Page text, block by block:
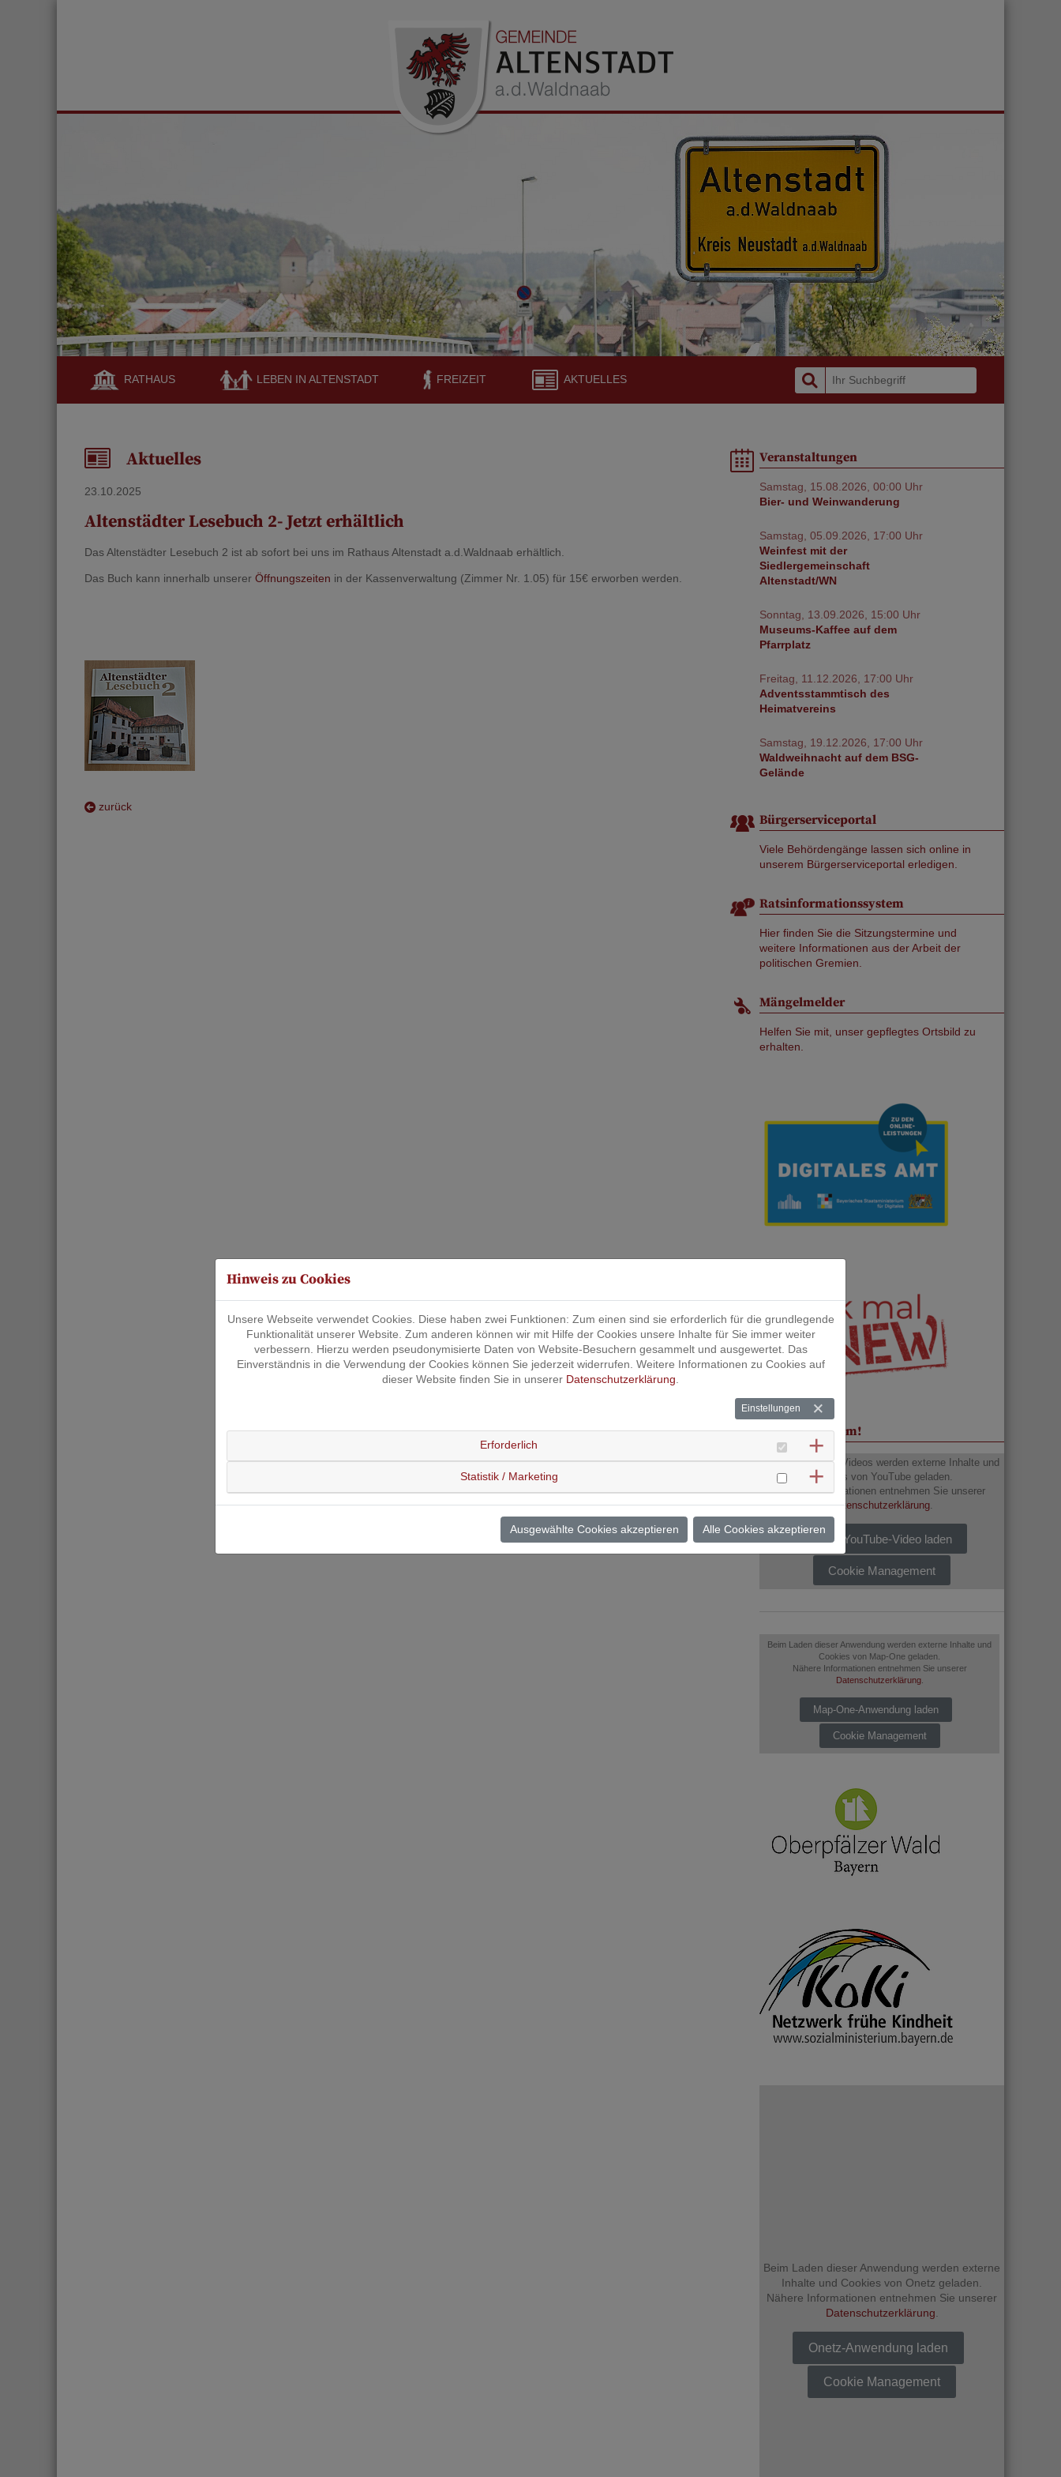
RATHAUS LEBEN IN ALTENSTADT FREIZEIT AKTUELLES
Aktuelles
23.10.2025
Altenstädter Lesebuch 2- Jetzt erhältlich
Das Altenstädter Lesebuch 2 ist ab sofort bei uns im Rathaus Altenstadt a.d.Waldnaab erhältlich.
Das Buch kann innerhalb unserer Öffnungszeiten in der Kassenverwaltung (Zimmer Nr. 1.05) für 15€ erworben werden.
zurück
Veranstaltungen
Samstag, 15.08.2026, 00:00 Uhr
Bier- und Weinwanderung
Samstag, 05.09.2026, 17:00 Uhr
Weinfest mit der
Siedlergemeinschaft
Altenstadt/WN
Sonntag, 13.09.2026, 15:00 Uhr
Museums-Kaffee auf dem
Pfarrplatz
Freitag, 11.12.2026, 17:00 Uhr
Adventsstammtisch des
Heimatvereins
Samstag, 19.12.2026, 17:00 Uhr
Waldweihnacht auf dem BSG-
Gelände
Bürgerserviceportal
Viele Behördengänge lassen sich online in
unserem Bürgerserviceportal erledigen.
Ratsinformationssystem
Hier finden Sie die Sitzungstermine und
weitere Informationen aus der Arbeit der
politischen Gremien.
Mängelmelder
Helfen Sie mit, unser gepflegtes Ortsbild zu
erhalten.
Unser Imagefilm!
Beim Laden des Videos werden externe Inhalte und
Cookies von YouTube geladen.
Nähere Informationen entnehmen Sie unserer
Datenschutzerklärung.
Dieses YouTube-Video laden
Cookie Management
Beim Laden dieser Anwendung werden externe Inhalte und
Cookies von Map-One geladen.
Nähere Informationen entnehmen Sie unserer
Datenschutzerklärung.
Map-One-Anwendung laden
Cookie Management
Beim Laden dieser Anwendung werden externe
Inhalte und Cookies von Onetz geladen.
Nähere Informationen entnehmen Sie unserer
Datenschutzerklärung
Onetz-Anwendung laden
Cookie Management
Hinweis zu Cookies
Unsere Webseite verwendet Cookies. Diese haben zwei Funktionen: Zum einen sind sie erforderlich für die grundlegende
Funktionalität unserer Website. Zum anderen können wir mit Hilfe der Cookies unsere Inhalte für Sie immer weiter
verbessern. Hierzu werden pseudonymisierte Daten von Website-Besuchern gesammelt und ausgewertet. Das
Einverständnis in die Verwendung der Cookies können Sie jederzeit widerrufen. Weitere Informationen zu Cookies auf
dieser Website finden Sie in unserer Datenschutzerklärung
Einstellungen
Erforderlich
Statistik / Marketing
Ausgewählte Cookies akzeptieren Alle Cookies akzeptieren